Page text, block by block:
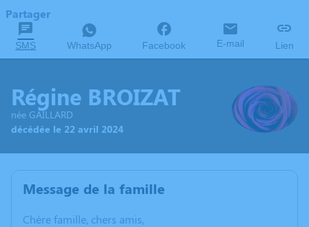
Partager
SMS WhatsApp Facebook E-mail Lien
Régine BROIZAT
née GAILLARD
décédée le 22 avril 2024
Message de la famille
Chère famille, chers amis,